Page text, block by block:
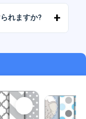
回復をお手伝
れますか?